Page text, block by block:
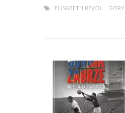
ELISABETH REVOL GÓRY